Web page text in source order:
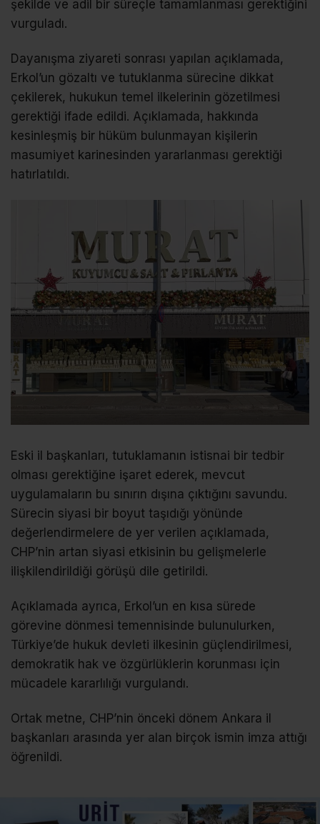
şekilde ve adil bir süreçle tamamlanması gerektiğini
vurguladı.
Dayanışma ziyareti sonrası yapılan açıklamada,
Erkol’un gözaltı ve tutuklanma sürecine dikkat
çekilerek, hukukun temel ilkelerinin gözetilmesi
gerektiği ifade edildi. Açıklamada, hakkında
kesinleşmiş bir hüküm bulunmayan kişilerin
masumiyet karinesinden yararlanması gerektiği
hatırlatıldı.
Eski il başkanları, tutuklamanın istisnai bir tedbir
olması gerektiğine işaret ederek, mevcut
uygulamaların bu sınırın dışına çıktığını savundu.
Sürecin siyasi bir boyut taşıdığı yönünde
değerlendirmelere de yer verilen açıklamada,
CHP’nin artan siyasi etkisinin bu gelişmelerle
ilişkilendirildiği görüşü dile getirildi.
Açıklamada ayrıca, Erkol’un en kısa sürede
görevine dönmesi temennisinde bulunulurken,
Türkiye’de hukuk devleti ilkesinin güçlendirilmesi,
demokratik hak ve özgürlüklerin korunması için
mücadele kararlılığı vurgulandı.
Ortak metne, CHP’nin önceki dönem Ankara il
başkanları arasında yer alan birçok ismin imza attığı
öğrenildi.